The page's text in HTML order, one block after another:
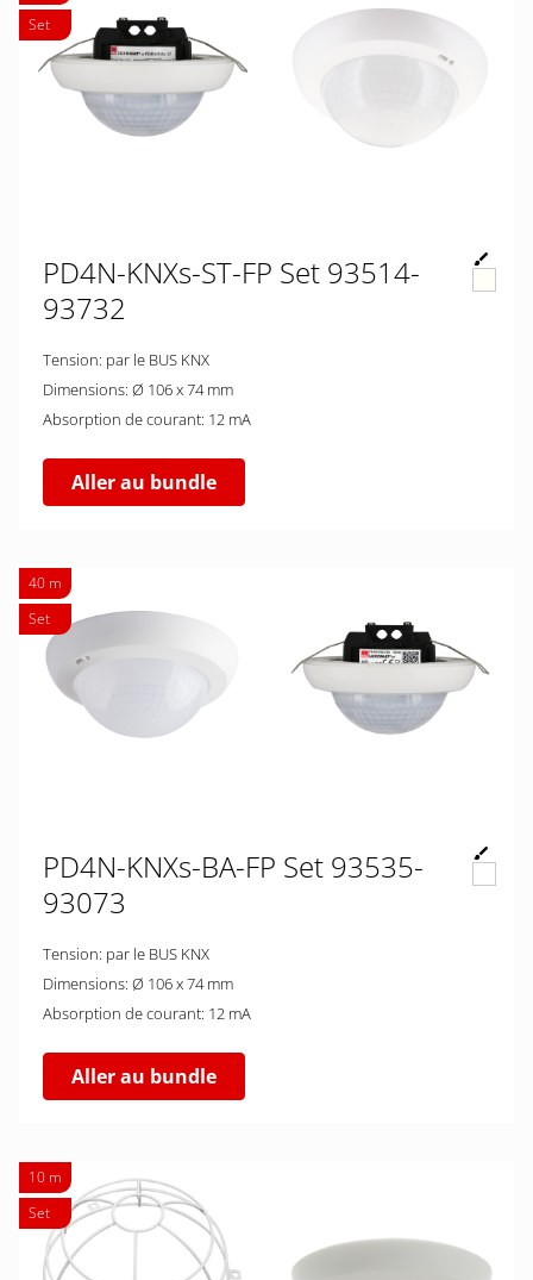
Set
PD4N-KNXs-ST-FP Set 93514-
93732
Tension: par le BUS KNX
Dimensions: Ø 106 x 74 mm
Absorption de courant: 12 mA
Aller au bundle
40 m
Set
PD4N-KNXs-BA-FP Set 93535-
93073
Tension: par le BUS KNX
Dimensions: Ø 106 x 74 mm
Absorption de courant: 12 mA
Aller au bundle
10 m
Set